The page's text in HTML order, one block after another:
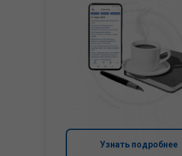
Узнать подробнее